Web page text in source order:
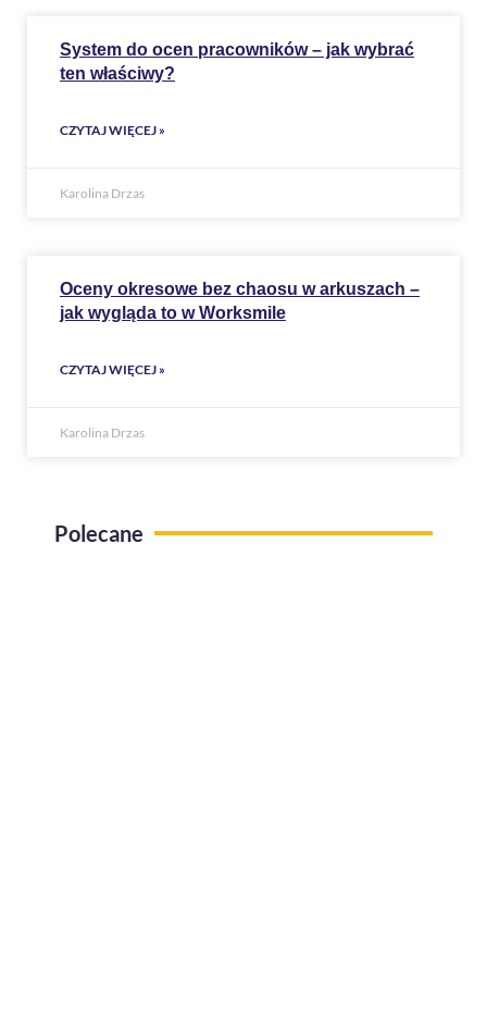
System do ocen pracowników – jak wybrać
ten właściwy?
CZYTAJ WIĘCEJ »
Karolina Drzas
Oceny okresowe bez chaosu w arkuszach –
jak wygląda to w Worksmile
CZYTAJ WIĘCEJ »
Karolina Drzas
Polecane